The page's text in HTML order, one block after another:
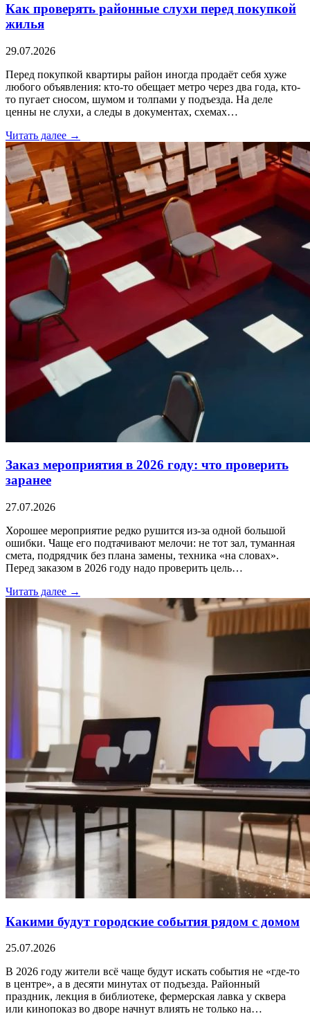
Как проверять районные слухи перед покупкой
жилья
29.07.2026
Перед покупкой квартиры район иногда продаёт себя хуже
любого объявления: кто-то обещает метро через два года, кто-
то пугает сносом, шумом и толпами у подъезда. На деле
ценны не слухи, а следы в документах, схемах…
Читать далее →
Заказ мероприятия в 2026 году: что проверить
заранее
27.07.2026
Хорошее мероприятие редко рушится из-за одной большой
ошибки. Чаще его подтачивают мелочи: не тот зал, туманная
смета, подрядчик без плана замены, техника «на словах».
Перед заказом в 2026 году надо проверить цель…
Читать далее →
Какими будут городские события рядом с домом
25.07.2026
В 2026 году жители всё чаще будут искать события не «где-то
в центре», а в десяти минутах от подъезда. Районный
праздник, лекция в библиотеке, фермерская лавка у сквера
или кинопоказ во дворе начнут влиять не только на…